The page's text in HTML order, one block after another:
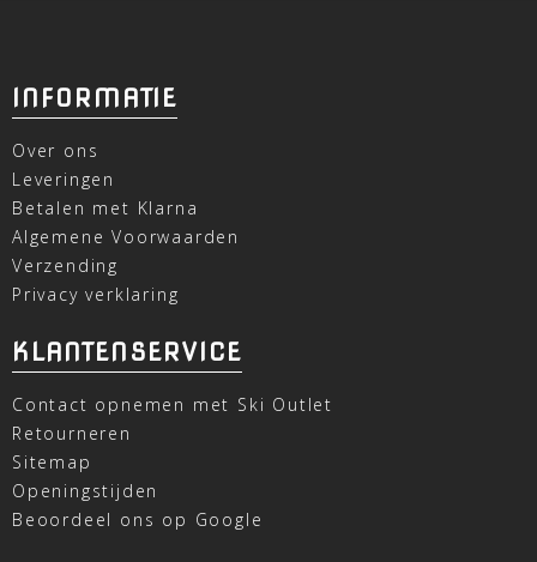
INFORMATIE
Over ons
Leveringen
Betalen met Klarna
Algemene Voorwaarden
Verzending
Privacy verklaring
KLANTENSERVICE
Contact opnemen met Ski Outlet
Retourneren
Sitemap
Openingstijden
Beoordeel ons op Google